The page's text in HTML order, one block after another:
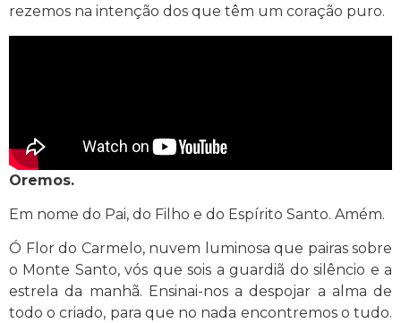
rezemos na intenção dos que têm um coração puro.
Oremos.
Em nome do Pai, do Filho e do Espírito Santo. Amém.
Ó Flor do Carmelo, nuvem luminosa que pairas sobre
o Monte Santo, vós que sois a guardiã do silêncio e a
estrela da manhã. Ensinai-nos a despojar a alma de
todo o criado, para que no nada encontremos o tudo.